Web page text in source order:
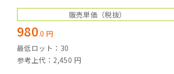
販売単価 （税抜）
980.0 円
最低ロット：30
参考上代：2,450 円